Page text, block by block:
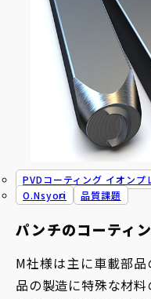
パンチのコーティ
PVDコーティング イオンプ
O.Nsyori
品質課題
M社様は主に車載部
品の製造に特殊な材料